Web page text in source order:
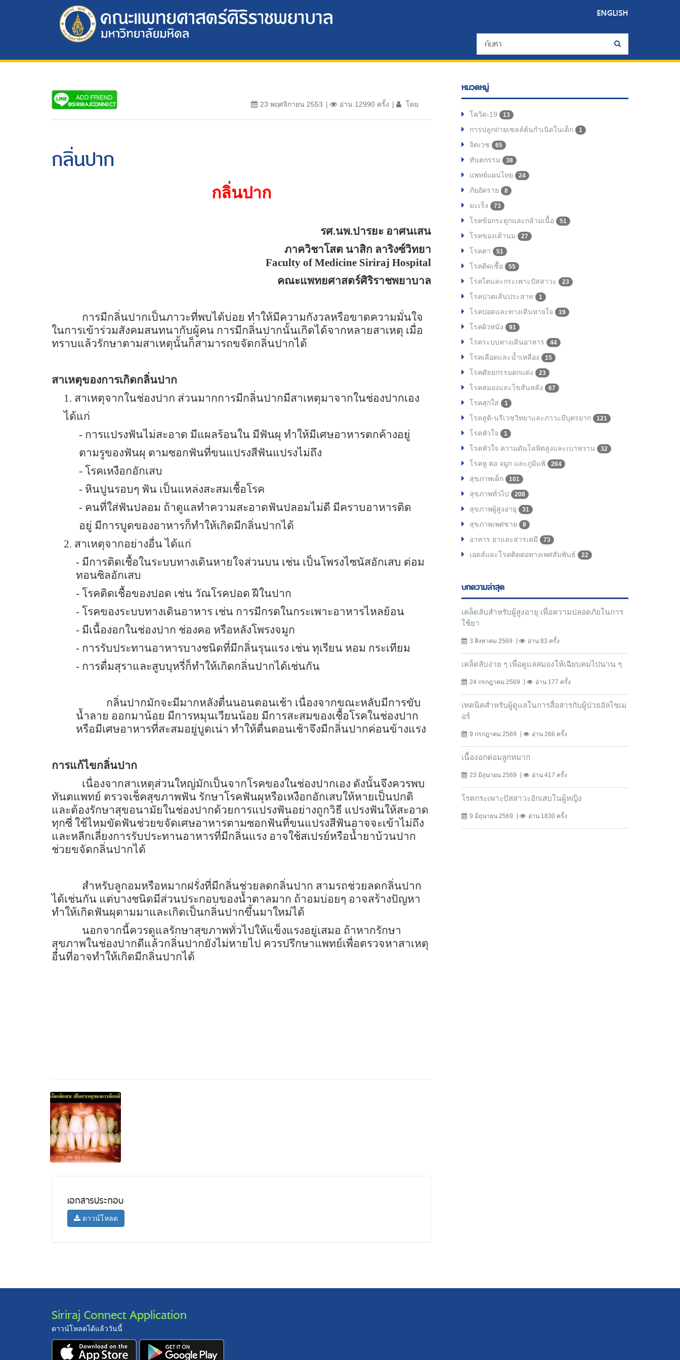
ENGLISH
23 พฤศจิกายน 2553 อ่าน 12990 ครั้ง โดย
กลิ่นปาก
กลิ่นปาก
รศ.นพ.ปารยะ อาศนเสน
ภาควิชาโสต นาสิก ลาริงซ์วิทยา
Faculty ofMedicine Siriraj Hospital
คณะแพทยศาสตร์ศิริราชพยาบาล
การมีกลิ่นปากเป็นภาวะที่พบได้บ่อย ทำให้มีความกังวลหรือขาดความมั่นใจ
ในการเข้าร่วมสังคมสนทนากับผู้คน การมีกลิ่นปากนั้นเกิดได้จากหลายสาเหตุ เมื่อ
ทราบแล้วรักษาตามสาเหตุนั้นก็สามารถขจัดกลิ่นปากได้
สาเหตุของการเกิดกลิ่นปาก
1. สาเหตุจากในช่องปาก ส่วนมากการมีกลิ่นปากมีสาเหตุมาจากในช่องปากเอง
ได้แก่
- การแปรงฟันไม่สะอาด มีแผลร้อนใน มีฟันผุ ทำให้มีเศษอาหารตกค้างอยู่
ตามรูของฟันผุ ตามซอกฟันที่ขนแปรงสีฟันแปรงไม่ถึง
- โรคเหงือกอักเสบ
- หินปูนรอบๆ ฟัน เป็นแหล่งสะสมเชื้อโรค
- คนที่ใส่ฟันปลอม ถ้าดูแลทำความสะอาดฟันปลอมไม่ดี มีคราบอาหารติด
อยู่ มีการบูดของอาหารก็ทำให้เกิดมีกลิ่นปากได้
2. สาเหตุจากอย่างอื่น ได้แก่
- มีการติดเชื้อในระบบทางเดินหายใจส่วนบน เช่น เป็นโพรงไซนัสอักเสบ ต่อม
ทอนซิลอักเสบ
- โรคติดเชื้อของปอด เช่น วัณโรคปอด ฝีในปาก
- โรคของระบบทางเดินอาหาร เช่น การมีกรดในกระเพาะอาหารไหลย้อน
- มีเนื้องอกในช่องปาก ช่องคอ หรือหลังโพรงจมูก
- การรับประทานอาหารบางชนิดที่มีกลิ่นรุนแรง เช่น ทุเรียน หอม กระเทียม
- การดื่มสุราและสูบบุหรี่ก็ทำให้เกิดกลิ่นปากได้เช่นกัน
กลิ่นปากมักจะมีมากหลังตื่นนอนตอนเช้า เนื่องจากขณะหลับมีการขับ
น้ำลาย ออกมาน้อย มีการหมุนเวียนน้อย มีการสะสมของเชื้อโรคในช่องปาก
หรือมีเศษอาหารที่สะสมอยู่บูดเน่า ทำให้ตื่นตอนเช้าจึงมีกลิ่นปากค่อนข้างแรง
การแก้ไขกลิ่นปาก
เนื่องจากสาเหตุส่วนใหญ่มักเป็นจากโรคของในช่องปากเอง ดังนั้นจึงควรพบ
ทันตแพทย์ ตรวจเช็คสุขภาพฟัน รักษาโรคฟันผุหรือเหงือกอักเสบให้หายเป็นปกติ
และต้องรักษาสุขอนามัยในช่องปากด้วยการแปรงฟันอย่างถูกวิธี แปรงฟันให้สะอาด
ทุกซี่ ใช้ไหมขัดฟันช่วยขจัดเศษอาหารตามซอกฟันที่ขนแปรงสีฟันอาจจะเข้าไม่ถึง
และหลีกเลี่ยงการรับประทานอาหารที่มีกลิ่นแรง อาจใช้สเปรย์หรือน้ำยาบ้วนปาก
ช่วยขจัดกลิ่นปากได้
สำหรับลูกอมหรือหมากฝรั่งที่มีกลิ่นช่วยลดกลิ่นปาก สามรถช่วยลดกลิ่นปาก
ได้เช่นกัน แต่บางชนิดมีส่วนประกอบของน้ำตาลมาก ถ้าอมบ่อยๆ อาจสร้างปัญหา
ทำให้เกิดฟันผุตามมาและเกิดเป็นกลิ่นปากขึ้นมาใหม่ได้
นอกจากนี้ควรดูแลรักษาสุขภาพทั่วไปให้แข็งแรงอยู่เสมอ ถ้าหากรักษา
สุขภาพในช่องปากดีแล้วกลิ่นปากยังไม่หายไป ควรปรึกษาแพทย์เพื่อตรวจหาสาเหตุ
อื่นที่อาจทำให้เกิดมีกลิ่นปากได้
เอกสารประกอบ
ดาวน์โหลด
หมวดหมู่
โควิด-19 13
การปลูกถ่ายเซลล์ต้นกำเนิดในเด็ก 1
จิตเวช 65
ทันตกรรม 38
แพทย์แผนไทย 24
ภัยอัตราย 8
มะเร็ง 73
โรคข้อกระดูกและกล้ามเนื้อ 51
โรคของเต้านม 27
โรคตา 51
โรคติดเชื้อ 55
โรคไตและกระเพาะปัสสาวะ 23
โรคปวดเส้นประสาท 1
โรคปอดและทางเดินหายใจ 19
โรคผิวหนัง 91
โรคระบบทางเดินอาหาร 44
โรคเลือดและน้ำเหลือง 15
โรคศัลยกรรมตกแต่ง 23
โรคสมองและไขสันหลัง 67
โรคสุกใส 1
โรคสูติ-นรีเวชวิทยาและภาวะมีบุตรยาก 121
โรคหัวใจ 1
โรคหัวใจ ความดันโลหิตสูงและเบาหวาน 32
โรคหู คอ จมูก และภูมิแพ้ 264
สุขภาพเด็ก 101
สุขภาพทั่วไป 208
สุขภาพผู้สูงอายุ 31
สุขภาพเพศชาย 8
อาหาร ยาและสารเคมี 73
เอดส์และโรคติดต่อทางเพศสัมพันธ์ 22
บทความล่าสุด
เคล็ดลับสำหรับผู้สูงอายุ เพื่อความปลอดภัยในการ
ใช้ยา
3 สิงหาคม 2569 อ่าน 83 ครั้ง
เคล็ดลับง่าย ๆ เพื่อดูแลสมองให้เฉียบคมไปนาน ๆ
24 กรกฎาคม 2569 อ่าน 177 ครั้ง
เทคนิคสำหรับผู้ดูแลในการสื่อสารกับผู้ป่วยอัลไซเม
อร์
9 กรกฎาคม 2569 อ่าน 266 ครั้ง
เนื้องอกต่อมลูกหมาก
23 มิถุนายน 2569 อ่าน 417 ครั้ง
โรคกระเพาะปัสสาวะอักเสบในผู้หญิง
9 มิถุนายน 2569 อ่าน 1830 ครั้ง
Siriraj Connect Application
ดาวน์โหลดได้แล้ววันนี้